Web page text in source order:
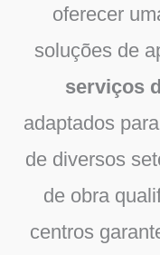
oferecer
soluções de
serviços
adaptados
de diversos
de obra
centros